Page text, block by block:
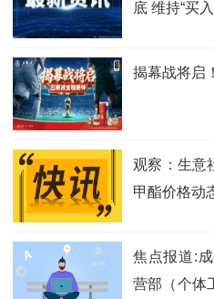
底 维持“买
揭幕战将启
观察：生意
甲酯价格动
焦点报道:
营部（个体